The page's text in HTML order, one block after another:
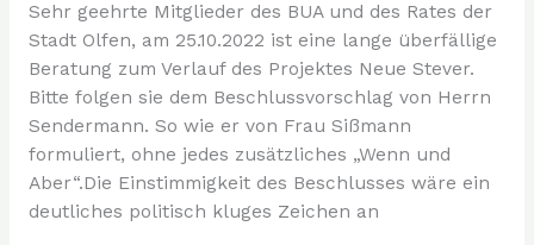
Sehr geehrte Mitglieder des BUA und des Rates der
Stadt Olfen, am 25.10.2022 ist eine lange überfällige
Beratung zum Verlauf des Projektes Neue Stever.
Bitte folgen sie dem Beschlussvorschlag von Herrn
Sendermann. So wie er von Frau Sißmann
formuliert, ohne jedes zusätzliches „Wenn und
Aber“.Die Einstimmigkeit des Beschlusses wäre ein
deutliches politisch kluges Zeichen an
die
Fraktionen
des
Rates
der
Stadt
Olfen.